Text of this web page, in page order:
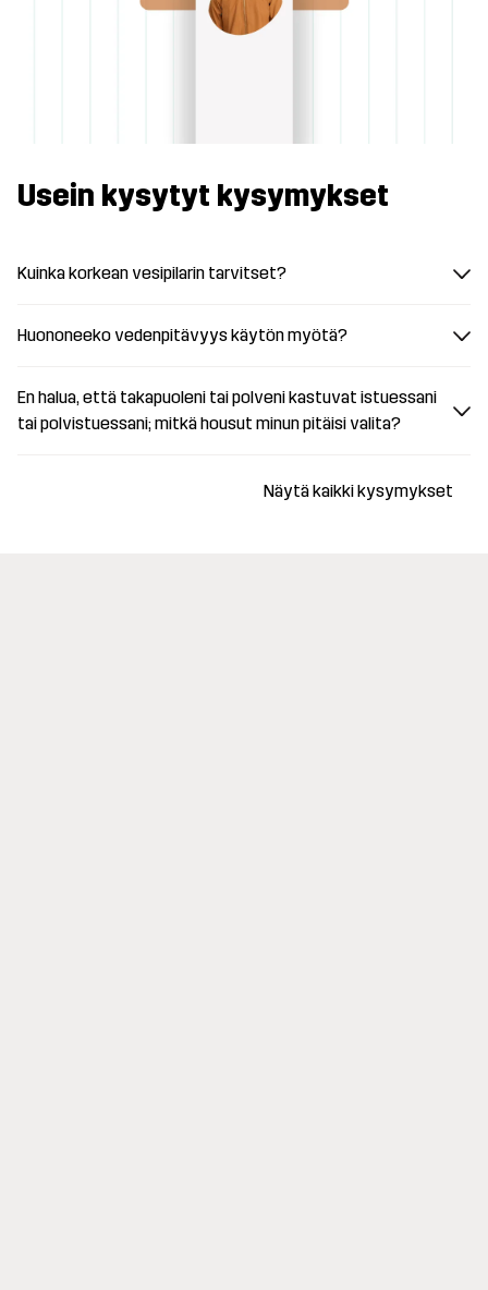
Usein kysytyt kysymykset
Kuinka korkean vesipilarin tarvitset?
Huononeeko vedenpitävyys käytön myötä?
En halua, että takapuoleni tai polveni kastuvat istuessani
tai polvistuessani; mitkä housut minun pitäisi valita?
Näytä kaikki kysymykset